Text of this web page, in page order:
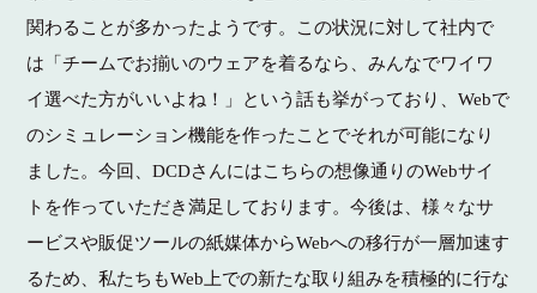
関わることが多かったようです。この状況に対して社内で
は「チームでお揃いのウェアを着るなら、みんなでワイワ
イ選べた方がいいよね！」という話も挙がっており、Webで
のシミュレーション機能を作ったことでそれが可能になり
ました。今回、DCDさんにはこちらの想像通りのWebサイ
トを作っていただき満足しております。今後は、様々なサ
ービスや販促ツールの紙媒体からWebへの移行が一層加速す
るため、私たちもWeb上での新たな取り組みを積極的に行な